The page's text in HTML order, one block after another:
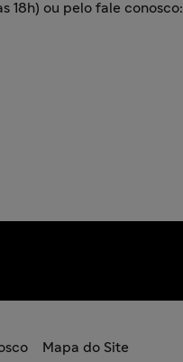
18h) ou pelo fale conosco:
Mapa do Site